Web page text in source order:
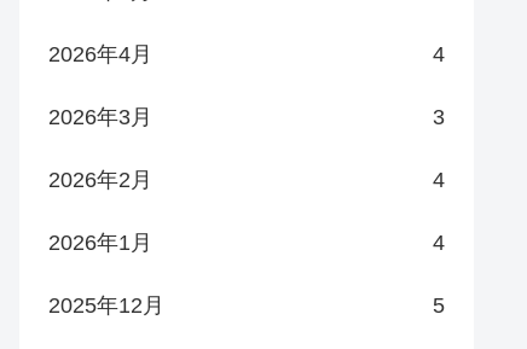
2026年4月 4
2026年3月 3
2026年2月 4
2026年1月 4
2025年12月 5